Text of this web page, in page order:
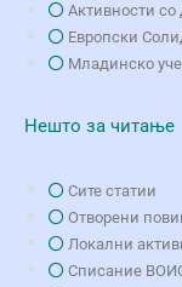
Активности со
Европски
Младинско
Нешто за читање
Сите статии
Отворени
Локални
Списание